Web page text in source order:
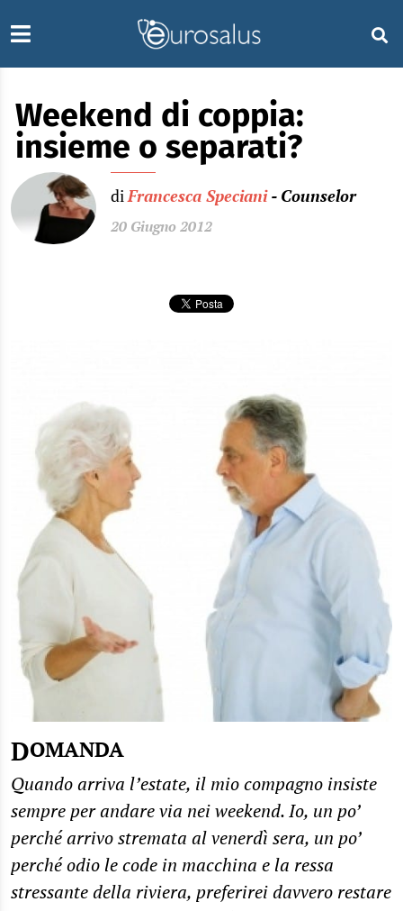
Weekend di coppia:
insieme o separati?
diFrancesca Speciani - Counselor
20 Giugno 2012
DOMANDA
Quando arriva l’estate, il mio compagno insiste
sempre per andare via nei weekend. Io, un po’
perché arrivo stremata al venerdì sera, un po’
perché odio le code in macchina e la ressa
stressante della riviera, preferirei davvero restare